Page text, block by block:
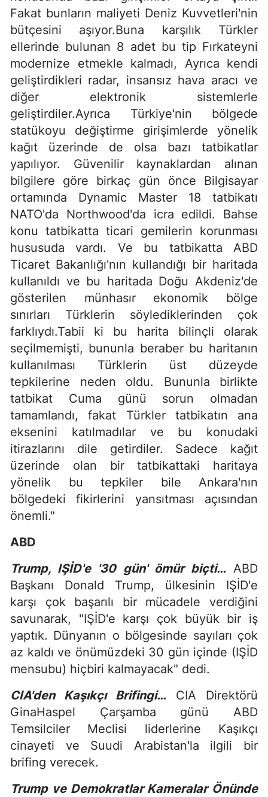
Fakat bunların maliyeti Deniz Kuvvetleri'nin
bütçesini aşıyor.Buna karşılık Türkler
ellerinde bulunan 8 adet bu tip Fırkateyni
modernize etmekle kalmadı, Ayrıca kendi
geliştirdikleri radar, insansız hava aracı ve
diğer elektronik sistemlerle
geliştirdiler.Ayrıca Türkiye'nin bölgede
statükoyu değiştirme girişimlerde yönelik
kağıt üzerinde de olsa bazı tatbikatlar
yapılıyor. Güvenilir kaynaklardan alınan
bilgilere göre birkaç gün önce Bilgisayar
ortamında Dynamic Master 18 tatbikatı
NATO'da Northwood'da icra edildi. Bahse
konu tatbikatta ticari gemilerin korunması
hususuda vardı. Ve bu tatbikatta ABD
Ticaret Bakanlığı'nın kullandığı bir haritada
kullanıldı ve bu haritada Doğu Akdeniz'de
gösterilen münhasır ekonomik bölge
sınırları Türklerin söylediklerinden çok
farklıydı.Tabii ki bu harita bilinçli olarak
seçilmemişti, bununla beraber bu haritanın
kullanılması Türklerin üst düzeyde
tepkilerine neden oldu. Bununla birlikte
tatbikat Cuma günü sorun olmadan
tamamlandı, fakat Türkler tatbikatın ana
eksenini katılmadılar ve bu konudaki
itirazlarını dile getirdiler. Sadece kağıt
üzerinde olan bir tatbikattaki haritaya
yönelik bu tepkiler bile Ankara'nın
bölgedeki fikirlerini yansıtması açısından
önemli."
ABD
Trump, IŞİD'e '30 gün' ömür biçti… ABD
Başkanı Donald Trump, ülkesinin IŞİD'e
karşı çok başarılı bir mücadele verdiğini
savunarak, "IŞİD'e karşı çok büyük bir iş
yaptık. Dünyanın o bölgesinde sayıları çok
az kaldı ve önümüzdeki 30 gün içinde (IŞİD
mensubu) hiçbiri kalmayacak" dedi.
CIA'den Kaşıkçı Brifingi…
CIA Direktörü
GinaHaspel Çarşamba günü ABD
Temsilciler Meclisi liderlerine Kaşıkçı
cinayeti ve Suudi Arabistan'la ilgili bir
brifing verecek.
Trump ve Demokratlar Kameralar Önünde